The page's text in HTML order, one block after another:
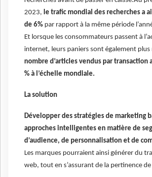
2023, le trafic mondial des recherches a
de 6% par rapport à la même période
Et lorsque les consommateurs passent à
internet, leurs paniers sont également plus
nombre d’articles vendus par transaction
% à l’échelle mondiale.
La solution
Développer des stratégies de marketing
approches intelligentes en matière de
d’audience, de personnalisation et de
Les marques pourraient ainsi générer du
web, tout en s’assurant de la pertinence